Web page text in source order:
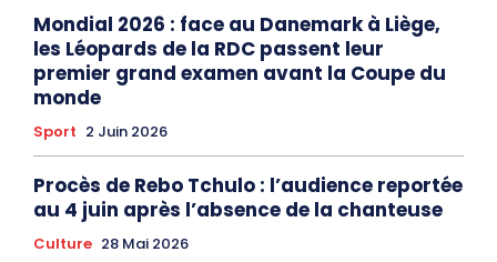
Mondial 2026 : face au Danemark à Liège,
les Léopards de la RDC passent leur
premier grand examen avant la Coupe du
monde
Sport 2 Juin 2026
Procès de Rebo Tchulo : l’audience reportée
au 4 juin après l’absence de la chanteuse
Culture 28 Mai 2026